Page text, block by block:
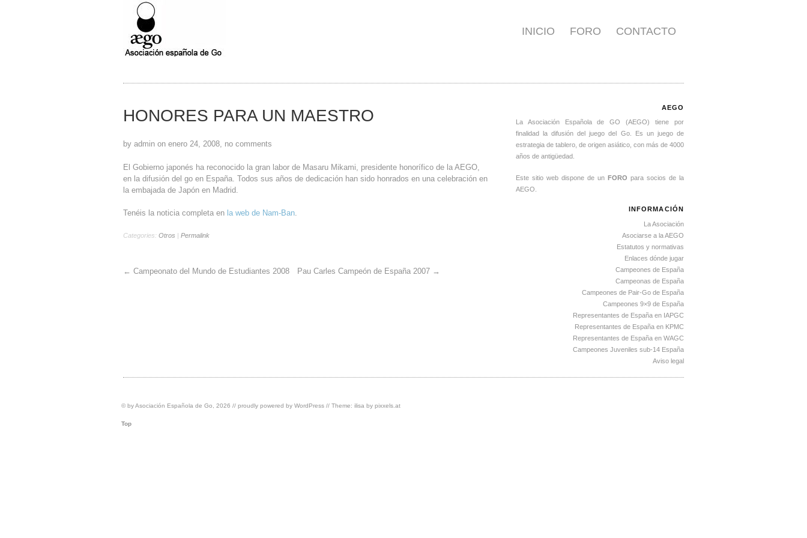
INICIO FORO CONTACTO
HONORES PARA UN MAESTRO
by admin on enero 24, 2008, no comments
El Gobierno japonés ha reconocido la gran labor de Masaru Mikami, presidente honorífico de la AEGO,
en la difusión del go en España. Todos sus años de dedicación han sido honrados en una celebración en
la embajada de Japón en Madrid.
Tenéis la noticia completa en la web de Nam-Ban.
Categories: Otros | Permalink
← Campeonato del Mundo de Estudiantes 2008 Pau Carles Campeón de España 2007 →
AEGO
La Asociación Española de GO (AEGO) tiene por
finalidad la difusión del juego del Go. Es un juego de
estrategia de tablero, de origen asiático, con más de 4000
años de antigüedad.
Este sitio web dispone de un FORO para socios de la
AEGO.
INFORMACIÓN
La Asociación
Asociarse a la AEGO
Estatutos y normativas
Enlaces dónde jugar
Campeones de España
Campeonas de España
Campeones de Pair-Go de España
Campeones 9×9 de España
Representantes de España en IAPGC
Representantes de España en KPMC
Representantes de España en WAGC
Campeones Juveniles sub-14 España
Aviso legal
© byAsociación Española de Go , 2026 // proudly powered byWordPress // Theme: ilisa bypixxels.at
Top